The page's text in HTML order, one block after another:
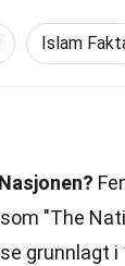
Islam
"The
grunnlagt i